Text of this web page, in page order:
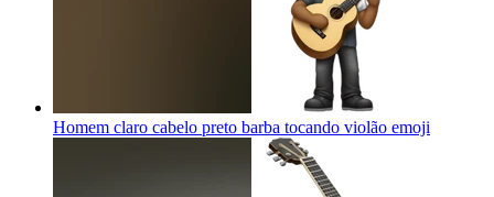
Homem claro cabelo preto barba tocando violão emoji